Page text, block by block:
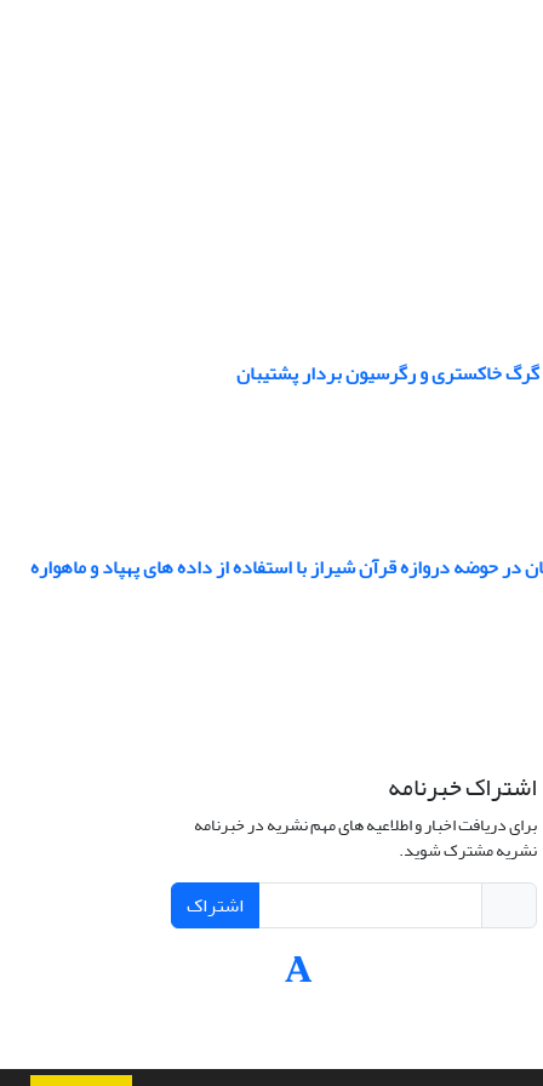
گرگ خاکستری و رگرسیون بردار پشتیبان
حوضه دروازه قرآن شیراز با استفاده از داده های پهپاد و ماهواره
اشتراک خبرنامه
برای دریافت اخبار و اطلاعیه های مهم نشریه در خبرنامه
نشریه مشترک شوید.
اشتراک